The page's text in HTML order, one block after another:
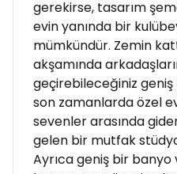
gerekirse, tasarım
evin yanında bir
mümkündür. Zemin
akşamında
geçirebileceğiniz
son zamanlarda özel
sevenler arasında
gelen bir mutfak
Ayrıca geniş bir